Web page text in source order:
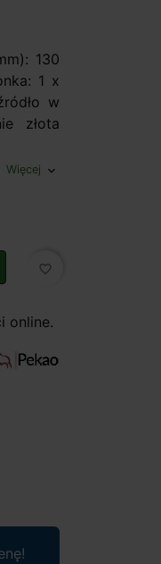
130
1 x
w
złota
Więcej expand_more
favorite_border
online.